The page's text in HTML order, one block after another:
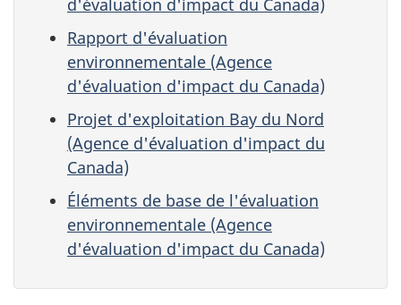
Rapport d'évaluation
environnementale (Agence
d'évaluation d'impact du Canada)
Projet d'exploitation Bay du Nord
(Agence d'évaluation d'impact du
Canada)
Éléments de base de l'évaluation
environnementale (Agence
d'évaluation d'impact du Canada)